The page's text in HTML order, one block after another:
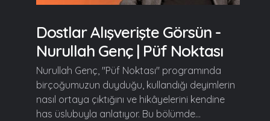
Dostlar Alışverişte Görsün -
Nurullah Genç | Püf Noktası
Nurullah Genç, "Püf Noktası" programında
birçoğumuzun duyduğu, kullandığı deyimlerin
nasıl ortaya çıktığını ve hikâyelerini kendine
has üslubuyla anlatıyor. Bu bölümde...